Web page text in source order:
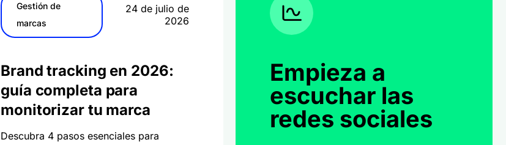
Gestión de
marcas
24 de julio de
2026
Brand tracking en 2026:
guía completa para
monitorizar tu marca
Descubra 4 pasos esenciales para
Empieza a
escuchar las
redes sociales